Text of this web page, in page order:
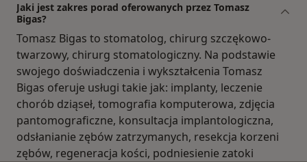
Jaki jest zakres porad oferowanych przez Tomasz
Bigas?
Tomasz Bigas to stomatolog, chirurg szczękowo-
twarzowy, chirurg stomatologiczny. Na podstawie
swojego doświadczenia i wykształcenia Tomasz
Bigas oferuje usługi takie jak: implanty, leczenie
chorób dziąseł, tomografia komputerowa, zdjęcia
pantomograficzne, konsultacja implantologiczna,
odsłanianie zębów zatrzymanych, resekcja korzeni
zębów, regeneracja kości, podniesienie zatoki